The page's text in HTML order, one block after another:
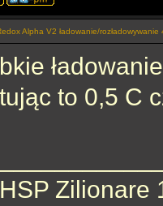
Alpha V2 ładowanie/rozładowywanie
to 0,5 C
HSP